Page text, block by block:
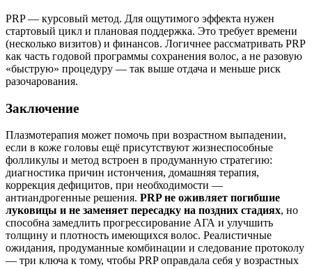
PRP — курсовый метод. Для ощутимого эффекта нужен
стартовый цикл и плановая поддержка. Это требует времени
(несколько визитов) и финансов. Логичнее рассматривать PRP
как часть годовой программы сохранения волос, а не разовую
«быструю» процедуру — так выше отдача и меньше риск
разочарования.
Заключение
Плазмотерапия может помочь при возрастном выпадении,
если в коже головы ещё присутствуют жизнеспособные
фолликулы и метод встроен в продуманную стратегию:
диагностика причин истончения, домашняя терапия,
коррекция дефицитов, при необходимости —
антиандрогенные решения. PRP не оживляет погибшие
луковицы и не заменяет пересадку на поздних стадиях, но
способна замедлить прогрессирование АГА и улучшить
толщину и плотность имеющихся волос. Реалистичные
ожидания, продуманные комбинации и следование протоколу
— три ключа к тому, чтобы PRP оправдала себя у возрастных